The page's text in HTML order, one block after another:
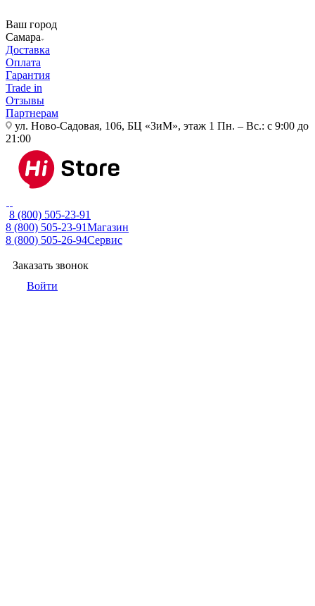
Ваш город
Самара
Доставка
Оплата
Гарантия
Trade in
Отзывы
Партнерам
ул. Ново-Садовая, 106, БЦ «ЗиМ», этаж 1 Пн. – Вс.: с 9:00 до
21:00
8 (800) 505-23-91
8 (800) 505-23-91Магазин
8 (800) 505-26-94Сервис
Заказать звонок
Войти